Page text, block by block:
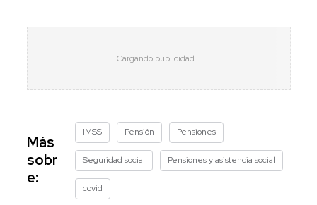
Más
sobr
e:
IMSS Pensión Pensiones
Seguridad social Pensiones y asistencia social
covid